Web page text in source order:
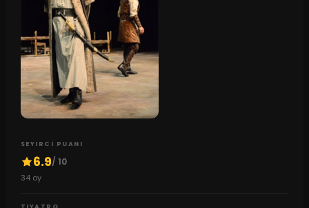
SEYIRCI PUANI
6.9/ 10
34oy